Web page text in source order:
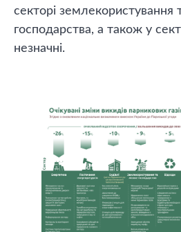
секторі землекористування
господарства, а також у
незначні.